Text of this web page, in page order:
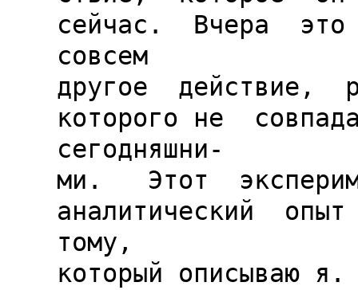
сейчас.  Вчера  это
совсем
другое  действие,
которого не
сегодняшни-
ми.   Этот
аналитический
тому,
который описываю я.